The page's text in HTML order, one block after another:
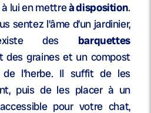
lui en mettreà disposition.
sentez l’âme d’un jardinier,
des barquettes
des graines et un compost
l’herbe. Il suffit de les
puis de les placer à un
pour votre chat,